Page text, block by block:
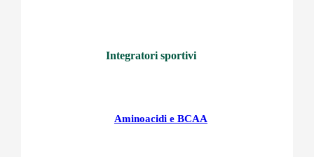
Integratori sportivi
Aminoacidi e BCAA